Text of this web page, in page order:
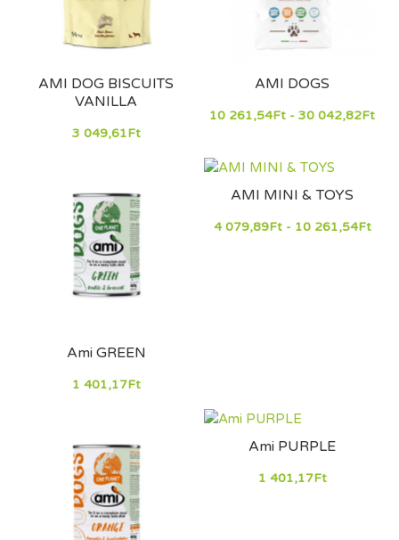
AMI DOG BISCUITS
VANILLA
3 049,61Ft
AMI DOGS
10 261,54Ft - 30 042,82Ft
Ami GREEN
1 401,17Ft
AMI MINI & TOYS
4 079,89Ft - 10 261,54Ft
Ami PURPLE
1 401,17Ft